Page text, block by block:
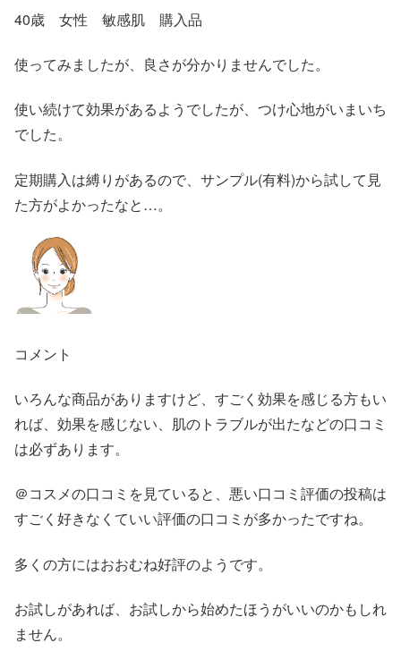
40歳 女性 敏感肌 購入品
使ってみましたが、良さが分かりませんでした。
使い続けて効果があるようでしたが、つけ心地がいまいち
でした。
定期購入は縛りがあるので、サンプル(有料)から試して見
た方がよかったなと…。
コメント
いろんな商品がありますけど、すごく効果を感じる方もい
れば、効果を感じない、肌のトラブルが出たなどの口コミ
は必ずあります。
＠コスメの口コミを見ていると、悪い口コミ評価の投稿は
すごく好きなくていい評価の口コミが多かったですね。
多くの方にはおおむね好評のようです。
お試しがあれば、お試しから始めたほうがいいのかもしれ
ません。